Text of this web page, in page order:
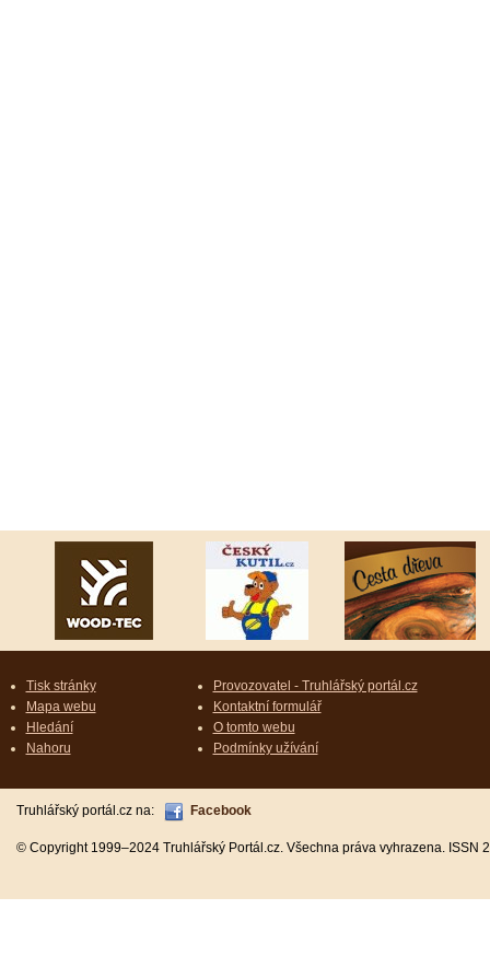
Tisk stránky
Mapa webu
Hledání
Nahoru
Provozovatel - Truhlářský portál.cz
Kontaktní formulář
O tomto webu
Podmínky užívání
Truhlářský portál.cz na: Facebook
© Copyright 1999–2024 Truhlářský Portál.cz. Všechna práva vyhrazena.